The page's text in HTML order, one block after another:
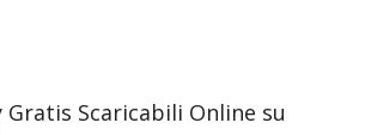
Gratis Scaricabili Online su